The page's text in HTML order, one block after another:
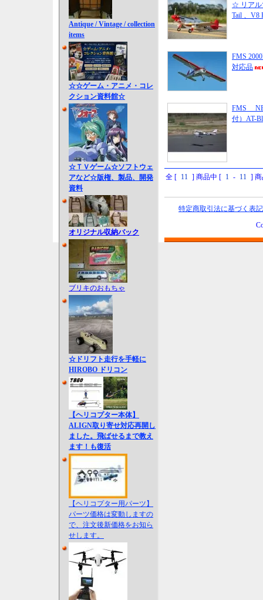
Antique / Vintage / collection
items
☆☆ゲーム・アニメ・コレ
クション資料館☆
☆ＴＶゲーム☆ソフトウェ
アなど☆版権、製品、開発
資料
オリジナル収納バック
ブリキのおもちゃ
☆ドリフト走行を手軽に
HIROBO ドリコン
【ヘリコプター本体】
ALIGN取り寄せ対応再開し
ました。飛ばせるまで教え
ます！も復活
【ヘリコプター用パーツ】
パーツ価格は変動しますの
で、注文後新価格をお知ら
せします。
☆ リアル
Tail 、V8
FMS
対応品
FMS
付）AT-
全 [ 11 ] 商品中 [ 1 - 11 ] 商
特定商取引法に基づく表記